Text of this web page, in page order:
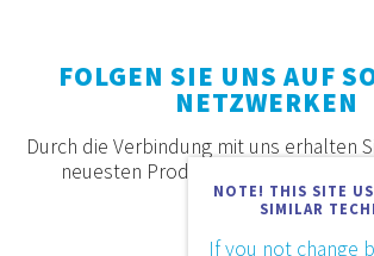
NOTE! THIS SITE
SIMILAR
If you not change
FOLGEN SIE UNS AUF
NETZWERKEN
Durch die Verbindung mit uns erhalten
neuesten Produkte, Angebote und